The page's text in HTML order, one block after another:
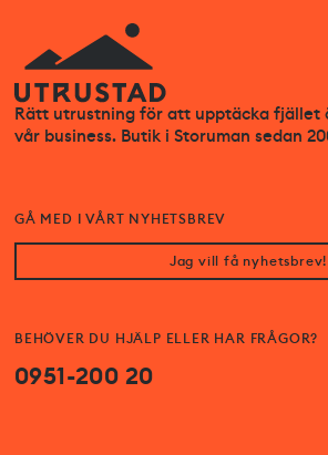
Rätt utrustning för att upptäcka fjället
vår business. Butik i Storuman sedan
BEHÖVER DU HJÄLP ELLER HAR FRÅGOR?
0951-200 20
GÅ MED I VÅRT NYHETSBREV
Jag vill få nyhetsbrev!